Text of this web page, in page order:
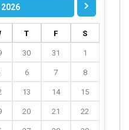
T F S
30 31 1
6 7 8
13 14 15
20 21 22